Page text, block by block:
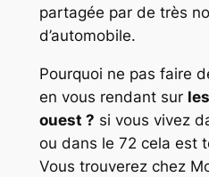
partagée par de très
d’automobile.
Pourquoi ne pas faire
en vous rendant sur
ouest ? si vous vivez
ou dans le 72 cela est
Vous trouverez chez